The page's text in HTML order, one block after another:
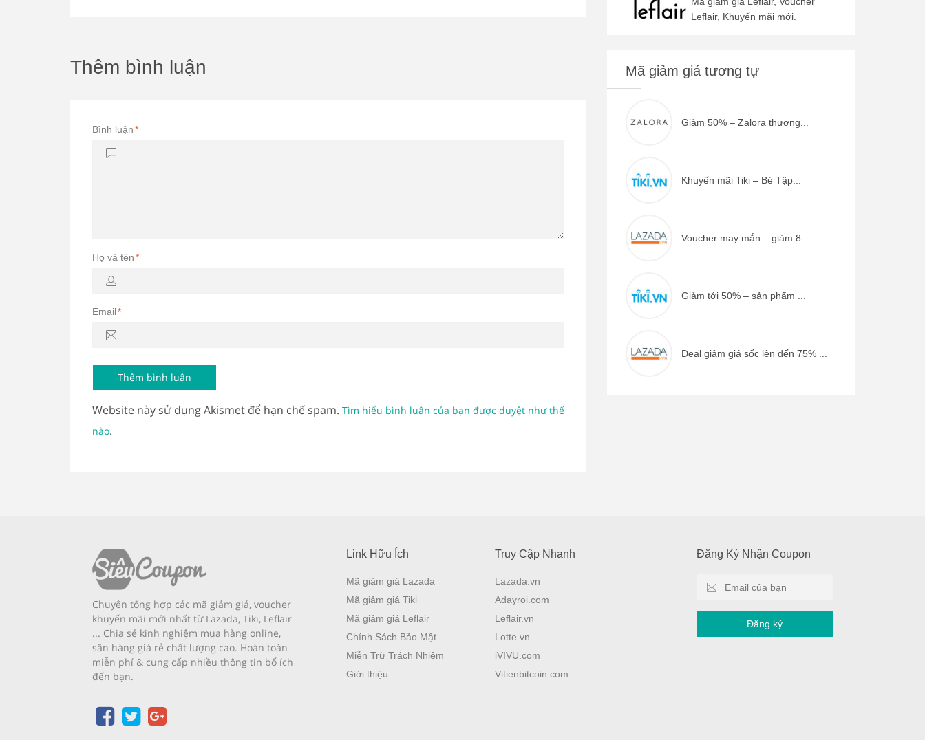
Thêm bình luận
Bình luận*
Họ và tên*
Email*
Website này sử dụng Akismet để hạn chế spam. Tìm hiểu bình luận của bạn được duyệt như thế
nào.
Leflair, Khuyến mãi mới.
Mã giảm giá tương tự
Giảm 50% – Zalora thương...
Khuyến mãi Tiki – Bé Tập...
Voucher may mắn – giảm 8...
Giảm tới 50% – sản phẩm ...
Deal giảm giá sốc lên đến 75% ...
Chuyên tổng hợp các mã giảm giá, voucher
khuyến mãi mới nhất từ Lazada, Tiki, Leflair
... Chia sẻ kinh nghiệm mua hàng online,
săn hàng giá rẻ chất lượng cao. Hoàn toàn
miễn phí & cung cấp nhiều thông tin bổ ích
đến bạn.
Link Hữu Ích
Mã giảm giá Lazada
Mã giảm giá Tiki
Mã giảm giá Leflair
Chính Sách Bảo Mật
Miễn Trừ Trách Nhiệm
Giới thiệu
Truy Cập Nhanh
Lazada.vn
Adayroi.com
Leflair.vn
Lotte.vn
iVIVU.com
Vitienbitcoin.com
Đăng Ký Nhận Coupon
Đăng ký